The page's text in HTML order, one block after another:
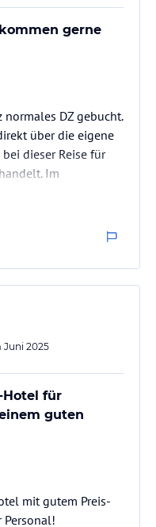
gerne
DZ gebucht.
über die eigene
dieser Reise für
Im
mitgeteilt, daß
haben . Wir
in
und Obst als
uns bei der
Juni 2025
Hotel für
guten
mit gutem Preis-
Personal!